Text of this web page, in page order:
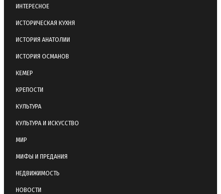
ИНТЕРЕСНОЕ
ИСТОРИЧЕСКАЯ КУХНЯ
ИСТОРИЯ АНАТОЛИИ
ИСТОРИЯ ОСМАНОВ
КЕМЕР
КРЕПОСТИ
КУЛЬТУРА
КУЛЬТУРА И ИСКУССТВО
МИР
МИФЫ И ПРЕДАНИЯ
НЕДВИЖИМОСТЬ
НОВОСТИ